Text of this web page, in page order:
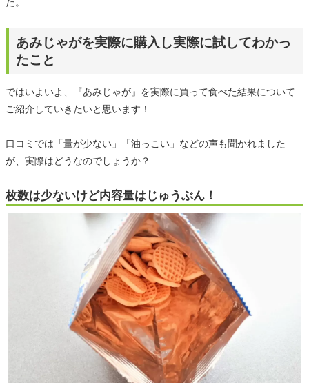
あみじゃがを実際に購入し実際に試してわかっ
たこと
ではいよいよ、『あみじゃが』を実際に買って食べた結果について
ご紹介していきたいと思います！
口コミでは「量が少ない」「油っこい」などの声も聞かれました
が、実際はどうなのでしょうか？
枚数は少ないけど内容量はじゅうぶん！